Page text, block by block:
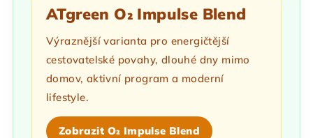
ATgreen O₂ Impulse Blend
Výraznější varianta pro energičtější
cestovatelské povahy, dlouhé dny mimo
domov, aktivní program a moderní
lifestyle.
Zobrazit O₂ Impulse Blend